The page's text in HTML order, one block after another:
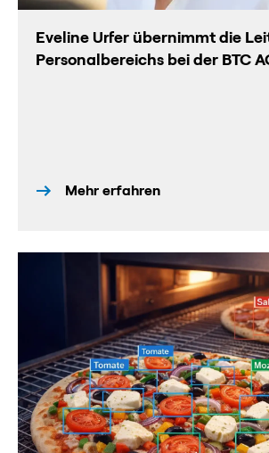
Eveline Urfer übernimmt die
Personalbereichs bei der BTC
Mehr erfahren